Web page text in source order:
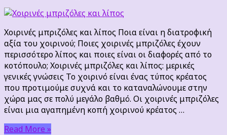
μπριζόλες
και
λίπος
Χοιρινές μπριζόλες και λίπος Ποια είναι η διατροφική
αξία του χοιρινού; Ποιες χοιρινές μπριζόλες έχουν
περισσότερο λίπος και ποιες είναι οι διαφορές από το
κοτόπουλο; Χοιρινές μπριζόλες και λίπος: μερικές
γενικές γνώσεις Το χοιρινό είναι ένας τύπος κρέατος
που προτιμούμε συχνά και το καταναλώνουμε στην
χώρα μας σε πολύ μεγάλο βαθμό. Οι χοιρινές μπριζόλες
είναι μια αγαπημένη κοπή χοιρινού κρέατος …
Read More »